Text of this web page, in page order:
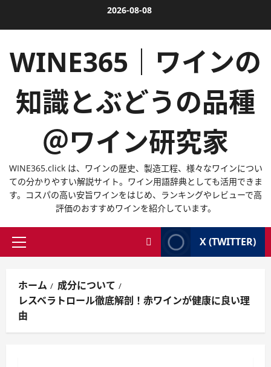
2026-08-08
WINE365｜ワインの
知識とぶどうの品種
＠ワイン研究家
WINE365.click は、ワインの歴史、製造工程、様々なワインについ
ての分かりやすい解説サイト。ワイン用語辞典としても活用できま
す。コスパの高い安旨ワインをはじめ、ランキングやレビューで高
評価のおすすめワインを紹介しています。
メ
メ
ニ
ュ
ー
X (TWITTER)
ホーム
成分について
レスベラトロール徹底解剖！赤ワインが健康に良い理
由